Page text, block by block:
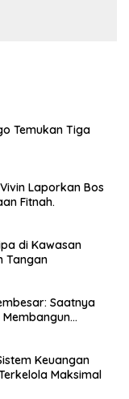
Temukan Tiga
Laporkan Bos
Fitnah.
di Kawasan
Tangan
Saatnya
Membangun
Keuangan
Maksimal